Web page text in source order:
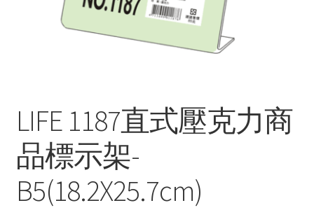
LIFE 1187直式壓克力商
品標示架-
B5(18.2X25.7cm)